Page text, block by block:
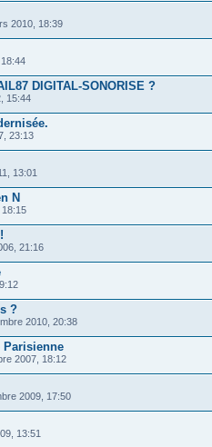
2010, 18:39
DIGITAL-SONORISE ?
15:44
23:13
13:01
N
18:15
21:16
?
2010, 20:38
Parisienne
2007, 18:12
2009, 17:50
13:51